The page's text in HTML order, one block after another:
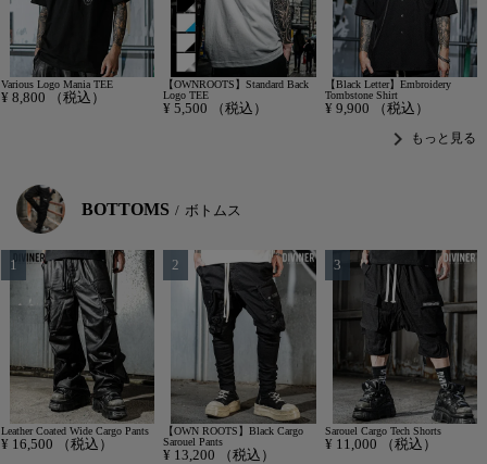
Various Logo Mania TEE
¥ 8,800 （税込）
【OWNROOTS】Standard Back
Logo TEE
¥ 5,500 （税込）
【Black Letter】Embroidery
Tombstone Shirt
¥ 9,900 （税込）
chevron_right もっと見る
BOTTOMS ボトムス
Leather Coated Wide Cargo Pants
¥ 16,500 （税込）
【OWN ROOTS】Black Cargo
Sarouel Pants
¥ 13,200 （税込）
Sarouel Cargo Tech Shorts
¥ 11,000 （税込）